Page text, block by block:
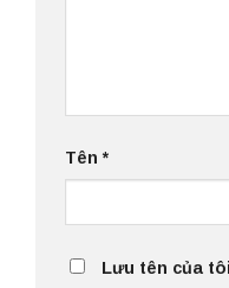
Tên*
Lưu tên của